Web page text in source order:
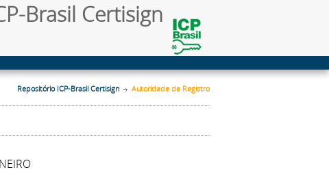
Brasil Certisign
Repositório ICP-Brasil Certisign Autoridade de Registro